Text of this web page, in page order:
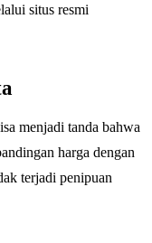
situs resmi
menjadi tanda bahwa
harga dengan
terjadi penipuan